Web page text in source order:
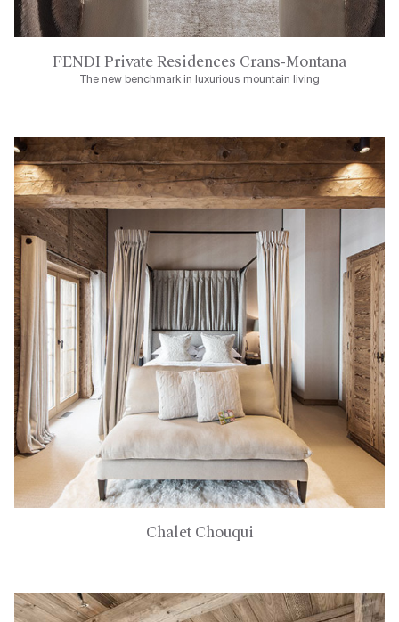
FENDI Private Residences Crans-Montana
The new benchmark in luxurious mountain living
Chalet Chouqui